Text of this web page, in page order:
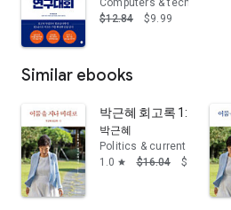
Computers & technology
$12.84
$9.99
Similar ebooks
박근혜 회고록 1: 어둠을
박근혜
Politics & current events
1.0 star $16.04 $9.99